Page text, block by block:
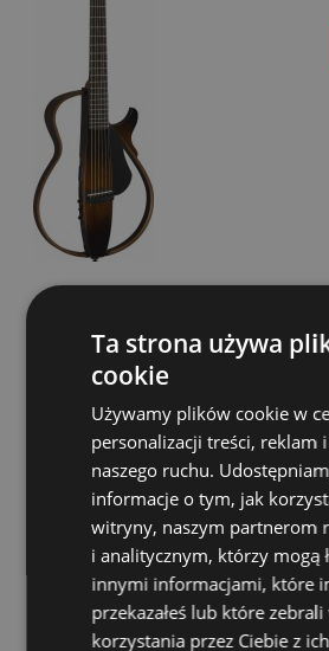
Gitara Elektroklasyczna 4/4 -
Ta strona używa
cookie
Używamy plików cookie w
personalizacji treści, reklam
naszego ruchu.
informacje o tym, jak
witryny, naszym partnerom
i analitycznym, którzy mogą
innymi informacjami, które
przekazałeś lub które
korzystania przez Ciebie z